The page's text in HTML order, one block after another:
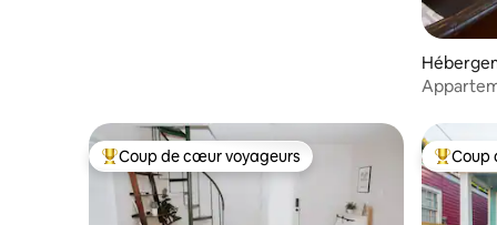
Orléans
Coups de cœur voyageurs les plus appréciés
Coup de cœur voyageurs Coups
Coup